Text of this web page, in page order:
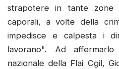
strapotere in tante
caporali, a volte della
impedisce e calpesta i
lavorano". Ad
nazionale della Flai Cgil,